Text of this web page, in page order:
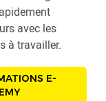
avec les
à travailler.
E-